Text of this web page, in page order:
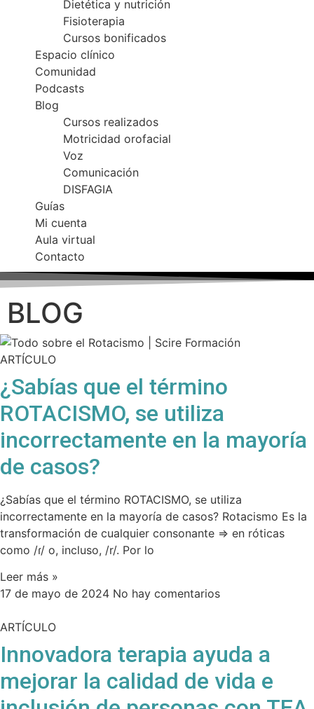
Dietética y nutrición
Fisioterapia
Cursos bonificados
Espacio clínico
Comunidad
Podcasts
Blog
Cursos realizados
Motricidad orofacial
Voz
Comunicación
DISFAGIA
Guías
Mi cuenta
Aula virtual
Contacto
BLOG
ARTÍCULO
¿Sabías que el término
ROTACISMO, se utiliza
incorrectamente en la mayoría
de casos?
¿Sabías que el término ROTACISMO, se utiliza
incorrectamente en la mayoría de casos? Rotacismo Es la
transformación de cualquier consonante ⇒ en róticas
como /ɾ/ o, incluso, /r/. Por lo
Leer más »
17 de mayo de 2024 No hay comentarios
ARTÍCULO
Innovadora terapia ayuda a
mejorar la calidad de vida e